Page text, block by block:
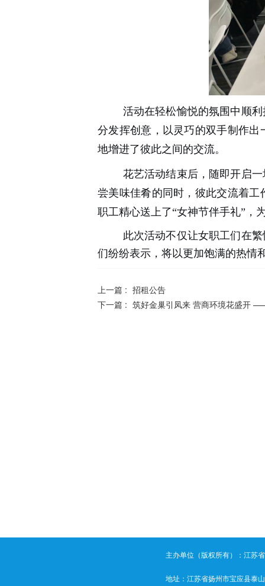
活动在轻松愉悦的氛围中顺
分发挥创意，以灵巧的双手制作
地增进了彼此之间的交流。
花艺活动结束后，随即开启
尝美味佳肴的同时，彼此交流着
职工精心送上了“女神节伴手礼”，
此次活动不仅让女职工们在
们纷纷表示，将以更加饱满的热情
上一篇 : 招租公告
下一篇 : 筑好金巢引凤来 营商环境花盛开
主办单位（版权所有）：江
地址：江苏省扬州市宝应县泰